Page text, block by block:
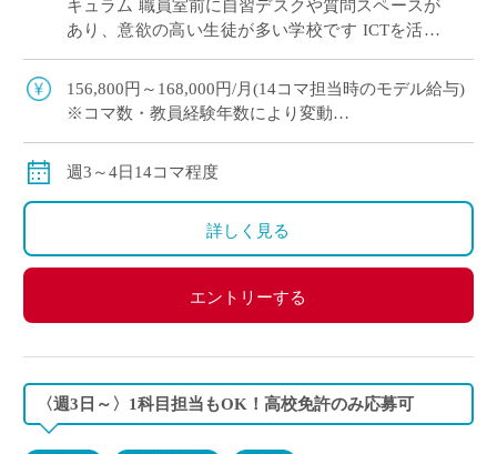
キュラム 職員室前に自習デスクや質問スペースが
あり、意欲の高い生徒が多い学校です ICTを活用
る先生を募集します
156,800円～168,000円/月(14コマ担当時のモデル給与)
※コマ数・教員経験年数により変動
週3～4日14コマ程度
詳しく見る
エントリーする
〈週3日～〉1科目担当もOK！高校免許のみ応募可